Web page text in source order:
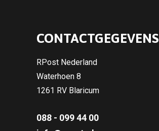
CONTACTGEGEVENS
RPost Nederland
Waterhoen 8
1261 RV Blaricum
088 - 099 44 00